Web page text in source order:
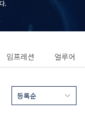
임프레션 얼루어